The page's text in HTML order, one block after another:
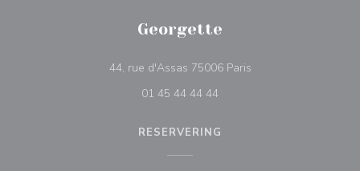
Georgette
44, rue d'Assas 75006 Paris((opent in een nieuw
01 45 44 44 44
RESERVERING